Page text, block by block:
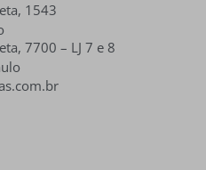
1543
7700 – LJ 7 e 8